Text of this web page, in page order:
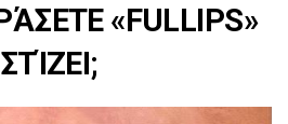
«FULLIPS»